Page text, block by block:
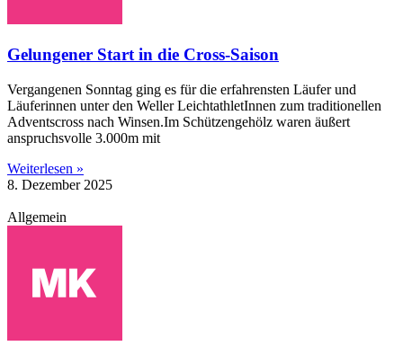
Gelungener Start in die Cross-Saison
Vergangenen Sonntag ging es für die erfahrensten Läufer und
Läuferinnen unter den Weller LeichtathletInnen zum traditionellen
Adventscross nach Winsen.Im Schützengehölz waren äußert
anspruchsvolle 3.000m mit
Weiterlesen »
8. Dezember 2025
Allgemein